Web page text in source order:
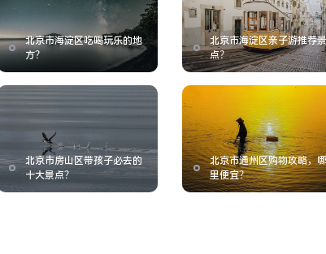
北京市海淀区吃喝玩乐的地
方？
北京市海淀区亲子游推荐景
点？
北京市房山区带孩子必去的
十大景点？
北京市通州区购物攻略，哪
里便宜？